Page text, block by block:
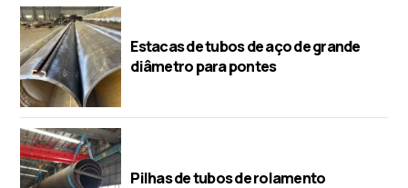
Estacas de tubos de aço de grande
diâmetro para pontes
Pilhas de tubos de rolamento